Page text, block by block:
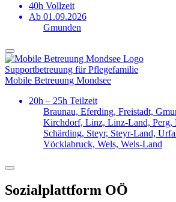
40h Vollzeit
Ab 01.09.2026
Gmunden
Support­betreuung für Pflege­familie
Mobile Betreuung Mondsee
20h – 25h Teilzeit
Braunau, Eferding, Freistadt,
Kirchdorf, Linz, Linz-Land, Perg,
Schärding, Steyr, Steyr-Land,
Vöcklabruck, Wels, Wels-Land
Sozialplattform OÖ